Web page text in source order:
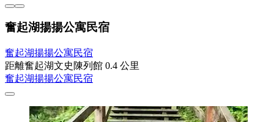
奮起湖揚揚公寓民宿
奮起湖揚揚公寓民宿
距離奮起湖文史陳列館 0.4 公里
奮起湖揚揚公寓民宿